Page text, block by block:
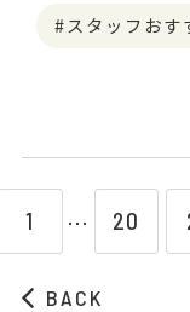
スタッフおす
BACK
1 ⋯ 20